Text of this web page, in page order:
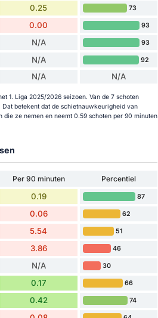
0.25 73
0.00 93
N/A 93
N/A 92
N/A N/A
1. Liga 2025/2026 seizoen. Van de 7 schoten
betekent dat de schietnauwkeurigheid van
die ze nemen en neemt 0.59 schoten per 90 minuten
Per 90 minuten
Percentiel
0.19 87
0.06 62
5.54 51
3.86 46
N/A 30
0.17 66
0.42 74